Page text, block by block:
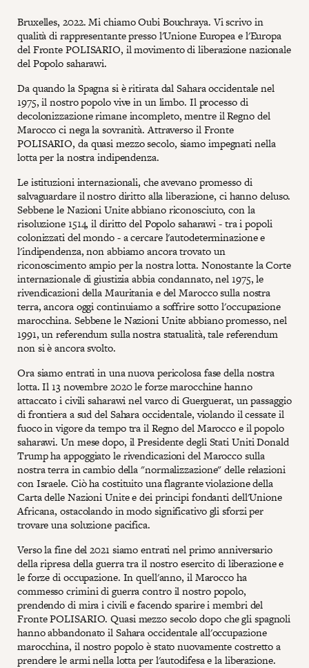
Bruxelles, 2022. Mi chiamo Oubi Bouchraya. Vi scrivo in
qualità di rappresentante presso l'Unione Europea e l'Europa
del Fronte POLISARIO, il movimento di liberazione nazionale
del Popolo saharawi.
Da quando la Spagna si è ritirata dal Sahara occidentale nel
1975, il nostro popolo vive in un limbo. Il processo di
decolonizzazione rimane incompleto, mentre il Regno del
Marocco ci nega la sovranità. Attraverso il Fronte
POLISARIO, da quasi mezzo secolo, siamo impegnati nella
lotta per la nostra indipendenza.
Le istituzioni internazionali, che avevano promesso di
salvaguardare il nostro diritto alla liberazione, ci hanno deluso.
Sebbene le Nazioni Unite abbiano riconosciuto, con la
risoluzione 1514, il diritto del Popolo saharawi - tra i popoli
colonizzati del mondo - a cercare l'autodeterminazione e
l'indipendenza, non abbiamo ancora trovato un
riconoscimento ampio per la nostra lotta. Nonostante la Corte
internazionale di giustizia abbia condannato, nel 1975, le
rivendicazioni della Mauritania e del Marocco sulla nostra
terra, ancora oggi continuiamo a soffrire sotto l'occupazione
marocchina. Sebbene le Nazioni Unite abbiano promesso, nel
1991, un referendum sulla nostra statualità, tale referendum
non si è ancora svolto.
Ora siamo entrati in una nuova pericolosa fase della nostra
lotta. Il 13 novembre 2020 le forze marocchine hanno
attaccato i civili saharawi nel varco di Guerguerat, un passaggio
di frontiera a sud del Sahara occidentale, violando il cessate il
fuoco in vigore da tempo tra il Regno del Marocco e il popolo
saharawi. Un mese dopo, il Presidente degli Stati Uniti Donald
Trump ha appoggiato le rivendicazioni del Marocco sulla
nostra terra in cambio della "normalizzazione" delle relazioni
con Israele. Ciò ha costituito una flagrante violazione della
Carta delle Nazioni Unite e dei principi fondanti dell'Unione
Africana, ostacolando in modo significativo gli sforzi per
trovare una soluzione pacifica.
Verso la fine del 2021 siamo entrati nel primo anniversario
della ripresa della guerra tra il nostro esercito di liberazione e
le forze di occupazione. In quell'anno, il Marocco ha
commesso crimini di guerra contro il nostro popolo,
prendendo di mira i civili e facendo sparire i membri del
Fronte POLISARIO. Quasi mezzo secolo dopo che gli spagnoli
hanno abbandonato il Sahara occidentale all'occupazione
marocchina, il nostro popolo è stato nuovamente costretto a
prendere le armi nella lotta per l'autodifesa e la liberazione.